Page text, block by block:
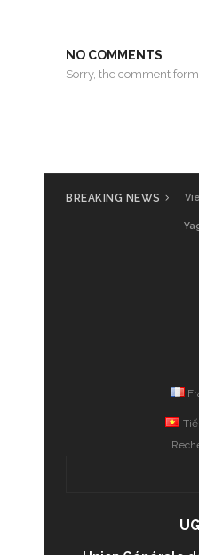
NO COMMENTS
Sorry, the comment
BREAKING NEWS